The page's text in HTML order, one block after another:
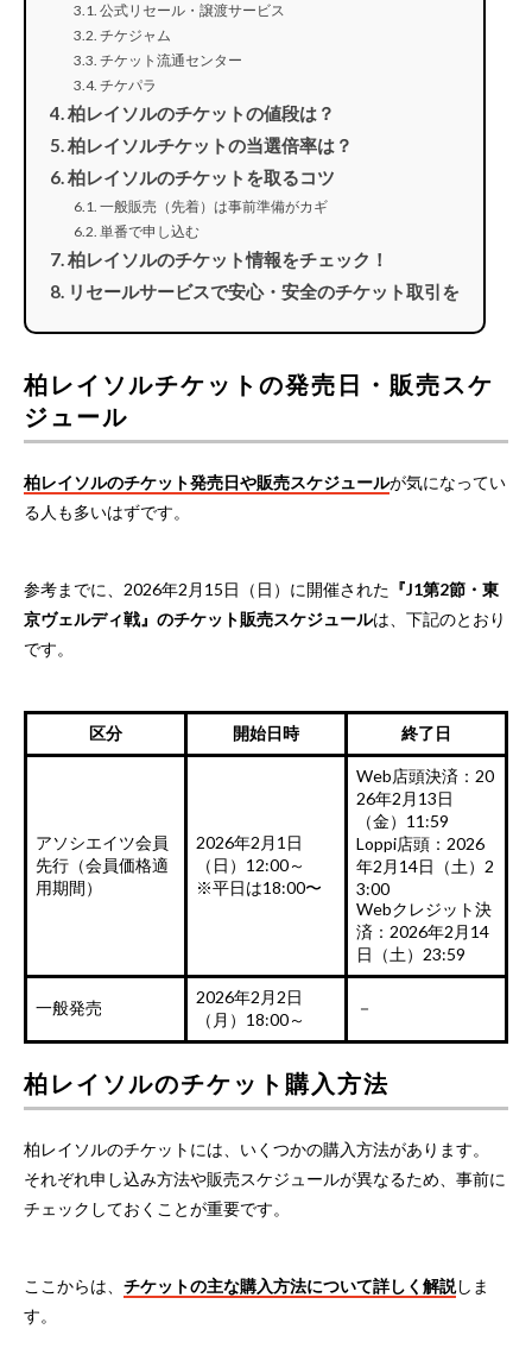
公式リセール・譲渡サービス
チケジャム
チケット流通センター
チケパラ
柏レイソルのチケットの値段は？
柏レイソルチケットの当選倍率は？
柏レイソルのチケットを取るコツ
一般販売（先着）は事前準備がカギ
単番で申し込む
柏レイソルのチケット情報をチェック！
リセールサービスで安心・安全のチケット取引を
柏レイソルチケットの発売日・販売スケ
ジュール
柏レイソルのチケット発売日や販売スケジュールが気になってい
る人も多いはずです。
参考までに、2026年2月15日（日）に開催された 『J1第2節・東
京ヴェルディ戦』のチケット販売スケジュールは、下記のとおり
です。
区分 開始日時 終了日
アソシエイツ会員
先行（会員価格適
用期間）
2026年2月1日
（日）12:00～
※平日は18:00〜
Web店頭決済：20
26年2月13日
（金）11:59
Loppi店頭：2026
年2月14日（土）2
3:00
Webクレジット決
済：2026年2月14
日（土）23:59
一般発売
2026年2月2日
（月）18:00～
－
柏レイソルのチケット購入方法
柏レイソルのチケットには、いくつかの購入方法があります。
それぞれ申し込み方法や販売スケジュールが異なるため、事前に
チェックしておくことが重要です。
ここからは、 チケットの主な購入方法について詳しく解説しま
す。